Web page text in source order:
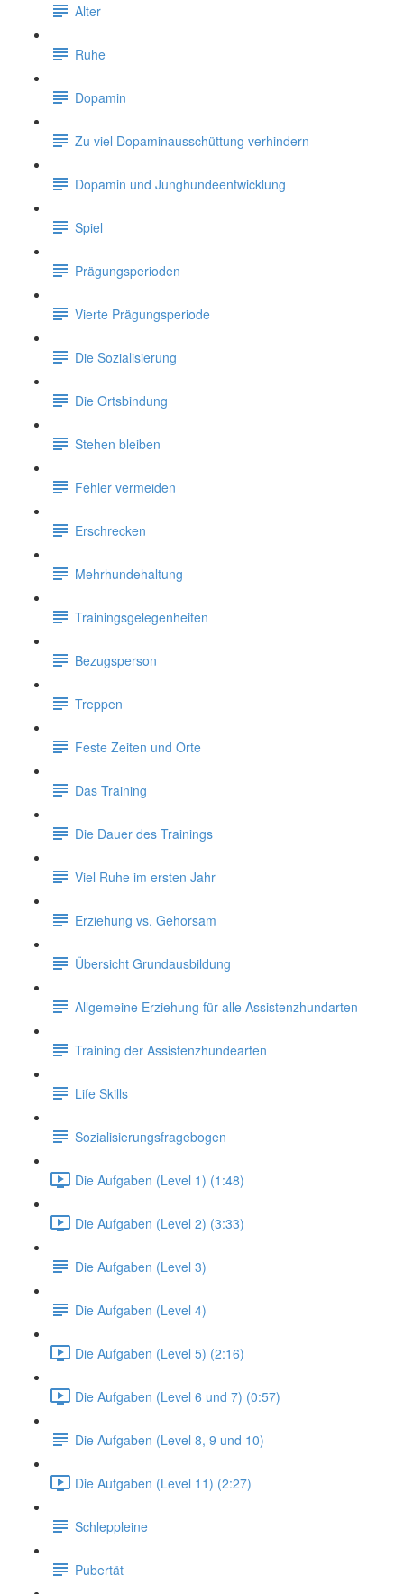
Alter
Ruhe
Dopamin
Zu viel Dopaminausschüttung verhindern
Dopamin und Junghundeentwicklung
Spiel
Prägungsperioden
Vierte Prägungsperiode
Die Sozialisierung
Die Ortsbindung
Stehen bleiben
Fehler vermeiden
Erschrecken
Mehrhundehaltung
Trainingsgelegenheiten
Bezugsperson
Treppen
Feste Zeiten und Orte
Das Training
Die Dauer des Trainings
Viel Ruhe im ersten Jahr
Erziehung vs. Gehorsam
Übersicht Grundausbildung
Allgemeine Erziehung für alle Assistenzhundarten
Training der Assistenzhundearten
Life Skills
Sozialisierungsfragebogen
Die Aufgaben (Level 1) (1:48)
Die Aufgaben (Level 2) (3:33)
Die Aufgaben (Level 3)
Die Aufgaben (Level 4)
Die Aufgaben (Level 5) (2:16)
Die Aufgaben (Level 6 und 7) (0:57)
Die Aufgaben (Level 8, 9 und 10)
Die Aufgaben (Level 11) (2:27)
Schleppleine
Pubertät